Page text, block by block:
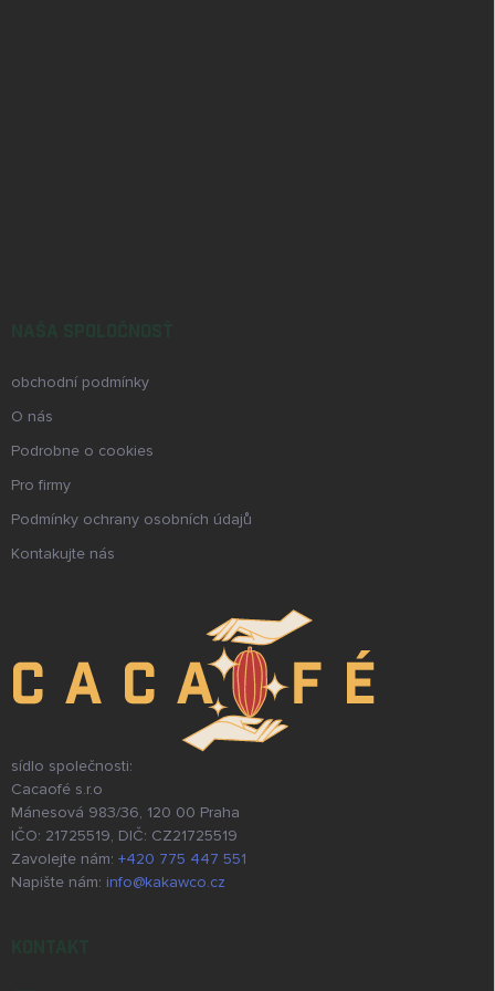
obchodní podmínky
O nás
Podrobne o cookies
Pro firmy
Podmínky ochrany osobních údajů
Kontakujte nás
sídlo společnosti:
Cacaofé s.r.o
Mánesová 983/36, 120 00 Praha
IČO: 21725519, DIČ: CZ21725519
Zavolejte nám: +420 775 447 551
Napište nám: info@kakawco.cz